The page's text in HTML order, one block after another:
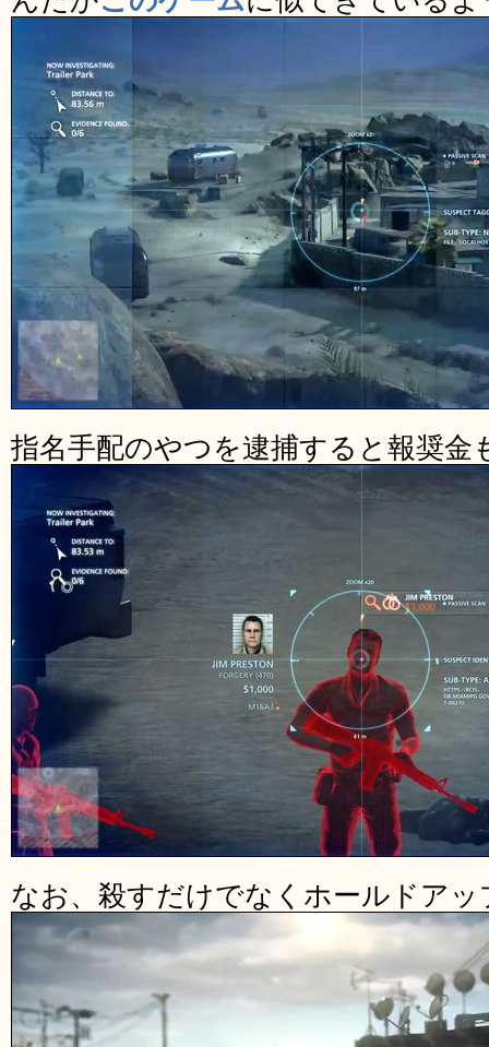
指名手配のやつを逮捕すると報奨金
なお、殺すだけでなくホールドア